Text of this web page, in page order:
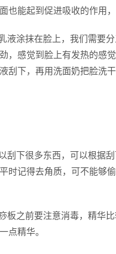
也能起到促进吸收的作用
液涂抹在脸上，我们需要
，感觉到脸上有发热的感
刮下，再用洗面奶把脸洗干
刮下很多东西，可以根据
时记得去角质，可不能够
板之前要注意消毒，精华
点精华。